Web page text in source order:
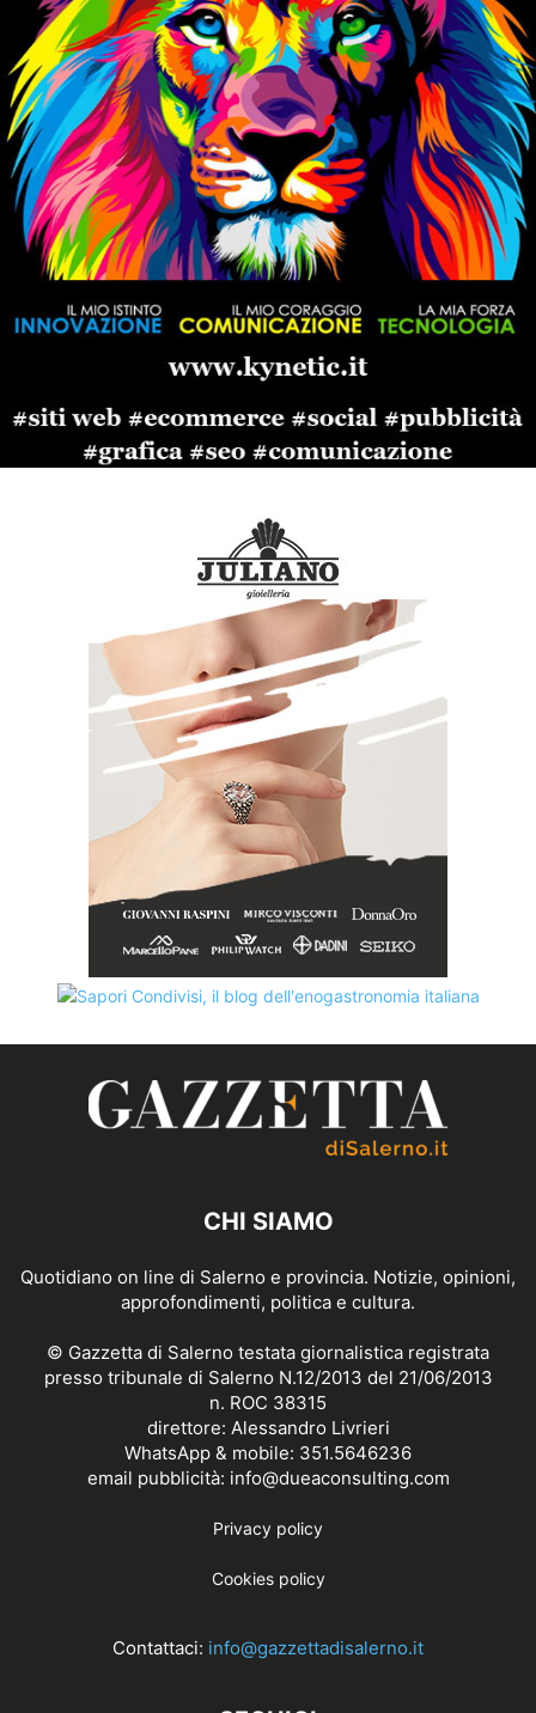
CHI SIAMO
Quotidiano on line di Salerno e provincia. Notizie, opinioni,
approfondimenti, politica e cultura.
© Gazzetta di Salerno testata giornalistica registrata
presso tribunale di Salerno N.12/2013 del 21/06/2013
n. ROC 38315
direttore: Alessandro Livrieri
WhatsApp & mobile: 351.5646236
email pubblicità: info@dueaconsulting.com
Privacy policy
Cookies policy
Contattaci: info@gazzettadisalerno.it